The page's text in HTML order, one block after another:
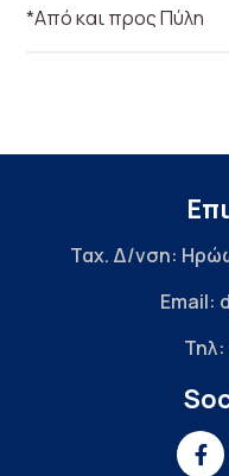
*Από και προς Πύλη
Ταχ. Δ/νση:
Email:
Τηλ: